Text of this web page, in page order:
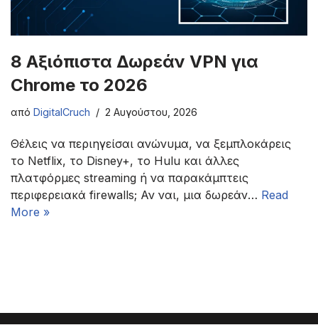
8 Αξιόπιστα Δωρεάν VPN για
Chrome το 2026
από DigitalCruch 2 Αυγούστου, 2026
Θέλεις να περιηγείσαι ανώνυμα, να ξεμπλοκάρεις
το Netflix, το Disney+, το Hulu και άλλες
πλατφόρμες streaming ή να παρακάμπτεις
περιφερειακά firewalls; Αν ναι, μια δωρεάν… Read
More »